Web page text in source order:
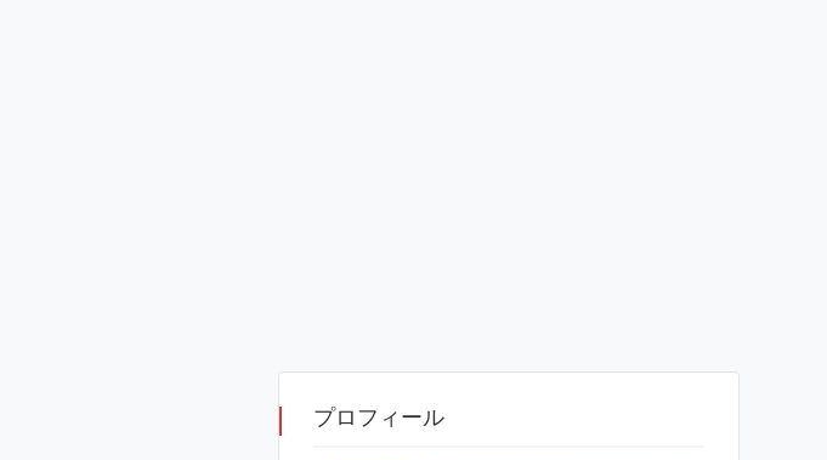
プロフィール